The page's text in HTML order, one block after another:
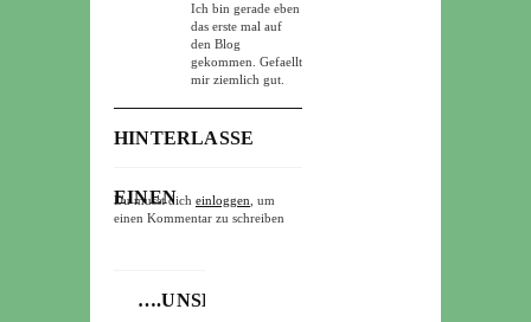
Ich bin gerade eben
das erste mal auf
den Blog
gekommen. Gefaellt
mir ziemlich gut.
HINTERLASSE
EINEN
Du musst dich einloggen , um
einen Kommentar zu schreiben
….UNSERE